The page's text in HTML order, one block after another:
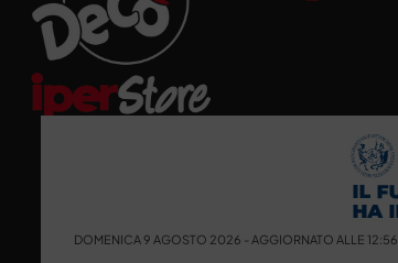
DOMENICA 9 AGOSTO 2026 - AGGIORNATO ALLE 12:56